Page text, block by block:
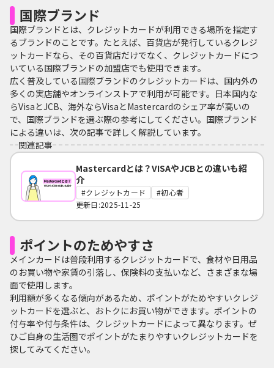
国際ブランド
国際ブランドとは、クレジットカードが利用できる場所を指定す
るブランドのことです。たとえば、百貨店が発行しているクレジ
ットカードなら、その百貨店だけでなく、クレジットカードにつ
いている国際ブランドの加盟店でも使用できます。
広く普及している国際ブランドのクレジットカードは、国内外の
多くの実店舗やオンラインストアで利用が可能です。日本国内な
らVisaとJCB、海外ならVisaとMastercardのシェア率が高いの
で、国際ブランドを選ぶ際の参考にしてください。国際ブランド
による違いは、次の記事で詳しく解説しています。
関連記事
Mastercardとは？VISAやJCBとの違いも紹
介
クレジットカード
初心者
更新日:2025-11-25
ポイントのためやすさ
メインカードは普段利用するクレジットカードで、食材や日用品
のお買い物や家賃の引落し、保険料の支払いなど、さまざまな場
面で使用します。
利用額が多くなる傾向があるため、ポイントがためやすいクレジ
ットカードを選ぶと、おトクにお買い物ができます。ポイントの
付与率や付与条件は、クレジットカードによって異なります。ぜ
ひご自身の生活圏でポイントがたまりやすいクレジットカードを
探してみてください。